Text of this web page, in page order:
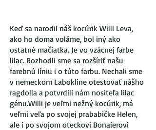
Keď sa narodil náš kocúrik Willi Leva,
ako ho doma voláme, bol iný ako
ostatné mačiatka. Je vo vzácnej farbe
lilac. Rozhodli sme sa rozšíriť našu
farebnú líniu i o túto farbu. Nechali sme
v nemeckom Labokline otestovať nášho
ragdolla a potvrdili nám nositeľa lilac
génu.Willi je veľmi nežný kocúrik, má
veľmi veľa po svojej prababičke Helen,
ale i po svojom oteckovi Bonaierovi